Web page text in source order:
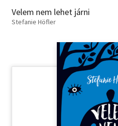
Gyermek- és ifjúsági
Hobbi, szabadidő
Velem nem lehet járni
Stefanie Höfler